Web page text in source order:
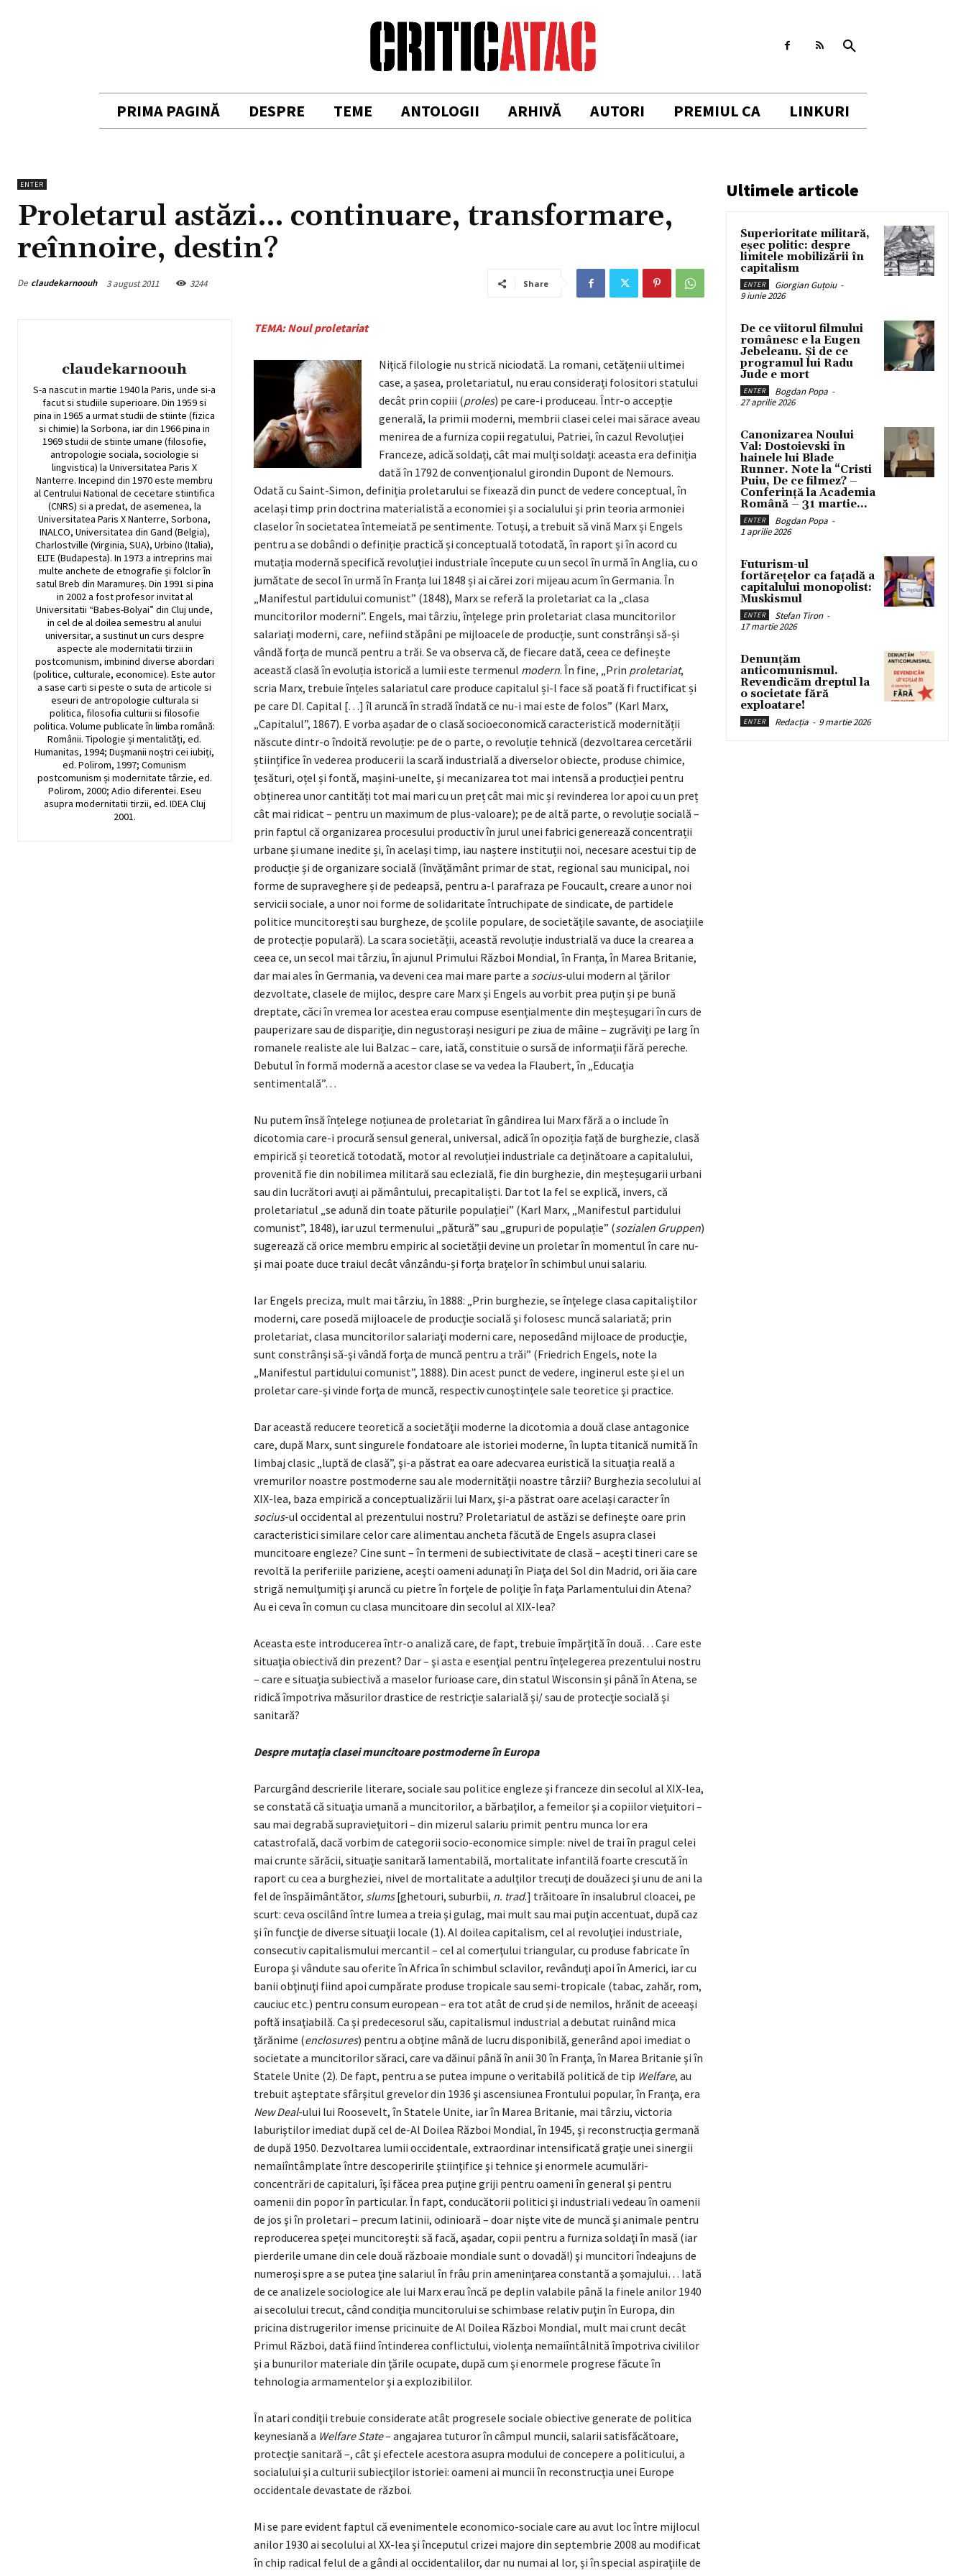
PRIMA PAGINĂ DESPRE TEME ANTOLOGII ARHIVĂ AUTORI PREMIUL CA LINKURI
ENTER
Proletarul astăzi… continuare, transformare,
reînnoire, destin?
De claudekarnoouh 3 august 2011 3244 Share
claudekarnoouh
S-a nascut in martie 1940 la Paris, unde si-a
facut si studiile superioare. Din 1959 si
pina in 1965 a urmat studii de stiinte (fizica
si chimie) la Sorbona, iar din 1966 pina in
1969 studii de stiinte umane (filosofie,
antropologie sociala, sociologie si
lingvistica) la Universitatea Paris X
Nanterre. Incepind din 1970 este membru
al Centrului National de cecetare stiintifica
(CNRS) si a predat, de asemenea, la
Universitatea Paris X Nanterre, Sorbona,
INALCO, Universitatea din Gand (Belgia),
Charlostville (Virginia, SUA), Urbino (Italia),
ELTE (Budapesta). In 1973 a intreprins mai
multe anchete de etnografie și folclor în
satul Breb din Maramureș. Din 1991 si pina
in 2002 a fost profesor invitat al
Universitatii “Babes-Bolyai” din Cluj unde,
in cel de al doilea semestru al anului
universitar, a sustinut un curs despre
aspecte ale modernitatii tirzii in
postcomunism, imbinind diverse abordari
(politice, culturale, economice). Este autor
a sase carti si peste o suta de articole si
eseuri de antropologie culturala si
politica, filosofia culturii si filosofie
politica. Volume publicate în limba română:
Românii. Tipologie și mentalități, ed.
Humanitas, 1994; Dușmanii noștri cei iubiți,
ed. Polirom, 1997; Comunism
postcomunism și modernitate târzie, ed.
Polirom, 2000; Adio diferentei. Eseu
asupra modernitatii tirzii, ed. IDEA Cluj
2001.
TEMA: Noul proletariat
Nițică filologie nu strică niciodată. La romani, cetățenii ultimei
case, a șasea, proletariatul, nu erau considerați folositori statului
decât prin copiii (proles) pe care-i produceau. Într-o accepție
generală, la primii moderni, membrii clasei celei mai sărace aveau
menirea de a furniza copii regatului, Patriei, în cazul Revoluției
Franceze, adică soldați, cât mai mulți soldați: aceasta era definiția
dată în 1792 de convenționalul girondin Dupont de Nemours.
Odată cu Saint-Simon, definiția proletarului se fixează din punct de vedere conceptual, în
același timp prin doctrina materialistă a economiei și a socialului și prin teoria armoniei
claselor în societatea întemeiată pe sentimente. Totuși, a trebuit să vină Marx și Engels
pentru a se dobândi o definiție practică și conceptuală totodată, în raport și în acord cu
mutația modernă specifică revoluției industriale începute cu un secol în urmă în Anglia, cu o
jumătate de secol în urmă în Franța lui 1848 și ai cărei zori mijeau acum în Germania. În
„Manifestul partidului comunist” (1848), Marx se referă la proletariat ca la „clasa
muncitorilor moderni”. Engels, mai târziu, înțelege prin proletariat clasa muncitorilor
salariați moderni, care, nefiind stăpâni pe mijloacele de producție, sunt constrânși să-și
vândă forța de muncă pentru a trăi. Se va observa că, de fiecare dată, ceea ce definește
această clasă în evoluția istorică a lumii este termenul modern. În fine, „Prin proletariat,
scria Marx, trebuie înțeles salariatul care produce capitalul și-l face să poată fi fructificat și
pe care Dl. Capital […] îl aruncă în stradă îndată ce nu-i mai este de folos” (Karl Marx,
„Capitalul”, 1867). E vorba așadar de o clasă socioeconomică caracteristică modernității
născute dintr-o îndoită revoluție: pe de o parte, o revoluție tehnică (dezvoltarea cercetării
științifice în vederea producerii la scară industrială a diverselor obiecte, produse chimice,
țesături, oțel și fontă, mașini-unelte, și mecanizarea tot mai intensă a producției pentru
obținerea unor cantități tot mai mari cu un preț cât mai mic și revinderea lor apoi cu un preț
cât mai ridicat – pentru un maximum de plus-valoare); pe de altă parte, o revoluție socială –
prin faptul că organizarea procesului productiv în jurul unei fabrici generează concentrații
urbane și umane inedite și, în același timp, iau naștere instituții noi, necesare acestui tip de
producție și de organizare socială (învățământ primar de stat, regional sau municipal, noi
forme de supraveghere și de pedeapsă, pentru a-l parafraza pe Foucault, creare a unor noi
servicii sociale, a unor noi forme de solidaritate întruchipate de sindicate, de partidele
politice muncitorești sau burgheze, de școlile populare, de societățile savante, de asociațiile
de protecție populară). La scara societății, această revoluție industrială va duce la crearea a
ceea ce, un secol mai târziu, în ajunul Primului Război Mondial, în Franța, în Marea Britanie,
dar mai ales în Germania, va deveni cea mai mare parte a socius-ului modern al țărilor
dezvoltate, clasele de mijloc, despre care Marx și Engels au vorbit prea puțin și pe bună
dreptate, căci în vremea lor acestea erau compuse esențialmente din meșteșugari în curs de
pauperizare sau de dispariție, din negustorași nesiguri pe ziua de mâine – zugrăviți pe larg în
romanele realiste ale lui Balzac – care, iată, constituie o sursă de informații fără pereche.
Debutul în formă modernă a acestor clase se va vedea la Flaubert, în „Educația
sentimentală”…
Nu putem însă înțelege noțiunea de proletariat în gândirea lui Marx fără a o include în
dicotomia care-i procură sensul general, universal, adică în opoziția față de burghezie, clasă
empirică și teoretică totodată, motor al revoluției industriale ca deținătoare a capitalului,
provenită fie din nobilimea militară sau eclezială, fie din burghezie, din meșteșugarii urbani
sau din lucrători avuți ai pământului, precapitaliști. Dar tot la fel se explică, invers, că
proletariatul „se adună din toate păturile populației” (Karl Marx, „Manifestul partidului
comunist”, 1848), iar uzul termenului „pătură” sau „grupuri de populație” (sozialen Gruppen)
sugerează că orice membru empiric al societății devine un proletar în momentul în care nu-
și mai poate duce traiul decât vânzându-și forța brațelor în schimbul unui salariu.
Iar Engels preciza, mult mai târziu, în 1888: „Prin burghezie, se înţelege clasa capitaliştilor
moderni, care posedă mijloacele de producţie socială şi folosesc muncă salariată; prin
proletariat, clasa muncitorilor salariaţi moderni care, neposedând mijloace de producţie,
sunt constrânşi să-şi vândă forţa de muncă pentru a trăi” (Friedrich Engels, note la
„Manifestul partidului comunist”, 1888). Din acest punct de vedere, inginerul este și el un
proletar care-şi vinde forţa de muncă, respectiv cunoştinţele sale teoretice şi practice.
Dar această reducere teoretică a societăţii moderne la dicotomia a două clase antagonice
care, după Marx, sunt singurele fondatoare ale istoriei moderne, în lupta titanică numită în
limbaj clasic „luptă de clasă”, şi-a păstrat ea oare adecvarea euristică la situaţia reală a
vremurilor noastre postmoderne sau ale modernităţii noastre târzii? Burghezia secolului al
XIX-lea, baza empirică a conceptualizării lui Marx, şi-a păstrat oare același caracter în
socius-ul occidental al prezentului nostru? Proletariatul de astăzi se defineşte oare prin
caracteristici similare celor care alimentau ancheta făcută de Engels asupra clasei
muncitoare engleze? Cine sunt – în termeni de subiectivitate de clasă – aceşti tineri care se
revoltă la periferiile pariziene, aceşti oameni adunați în Piaţa del Sol din Madrid, ori ăia care
strigă nemulţumiţi şi aruncă cu pietre în forţele de poliţie în faţa Parlamentului din Atena?
Au ei ceva în comun cu clasa muncitoare din secolul al XIX-lea?
Aceasta este introducerea într-o analiză care, de fapt, trebuie împărţită în două… Care este
situaţia obiectivă din prezent? Dar – şi asta e esenţial pentru înţelegerea prezentului nostru
– care e situaţia subiectivă a maselor furioase care, din statul Wisconsin şi până în Atena, se
ridică împotriva măsurilor drastice de restricţie salarială şi/ sau de protecţie socială şi
sanitară?
Despre mutaţia clasei muncitoare postmoderne în Europa
Parcurgând descrierile literare, sociale sau politice engleze şi franceze din secolul al XIX-lea,
se constată că situaţia umană a muncitorilor, a bărbaţilor, a femeilor şi a copiilor vieţuitori –
sau mai degrabă supravieţuitori – din mizerul salariu primit pentru munca lor era
catastrofală, dacă vorbim de categorii socio-economice simple: nivel de trai în pragul celei
mai crunte sărăcii, situaţie sanitară lamentabilă, mortalitate infantilă foarte crescută în
raport cu cea a burgheziei, nivel de mortalitate a adulţilor trecuţi de douăzeci şi unu de ani la
fel de înspăimântător, slums[ghetouri, suburbii, n. trad.] trăitoare în insalubrul cloacei, pe
scurt: ceva oscilând între lumea a treia şi gulag, mai mult sau mai puţin accentuat, după caz
şi în funcţie de diverse situaţii locale (1). Al doilea capitalism, cel al revoluţiei industriale,
consecutiv capitalismului mercantil – cel al comerţului triangular, cu produse fabricate în
Europa şi vândute sau oferite în Africa în schimbul sclavilor, revânduţi apoi în Americi, iar cu
banii obţinuţi fiind apoi cumpărate produse tropicale sau semi-tropicale (tabac, zahăr, rom,
cauciuc etc.) pentru consum european – era tot atât de crud și de nemilos, hrănit de aceeaşi
poftă insaţiabilă. Ca şi predecesorul său, capitalismul industrial a debutat ruinând mica
ţărănime (enclosures) pentru a obţine mână de lucru disponibilă, generând apoi imediat o
societate a muncitorilor săraci, care va dăinui până în anii 30 în Franţa, în Marea Britanie şi în
Statele Unite (2). De fapt, pentru a se putea impune o veritabilă politică de tip Welfare, au
trebuit aşteptate sfârşitul grevelor din 1936 şi ascensiunea Frontului popular, în Franţa, era
New Deal-ului lui Roosevelt, în Statele Unite, iar în Marea Britanie, mai târziu, victoria
laburiştilor imediat după cel de-Al Doilea Război Mondial, în 1945, şi reconstrucţia germană
de după 1950. Dezvoltarea lumii occidentale, extraordinar intensificată graţie unei sinergii
nemaiîntâmplate între descoperirile ştiinţifice şi tehnice şi enormele acumulări-
concentrări de capitaluri, îşi făcea prea puţine griji pentru oameni în general şi pentru
oamenii din popor în particular. În fapt, conducătorii politici şi industriali vedeau în oamenii
de jos şi în proletari – precum latinii, odinioară – doar nişte vite de muncă şi animale pentru
reproducerea speţei muncitoreşti: să facă, aşadar, copii pentru a furniza soldaţi în masă (iar
pierderile umane din cele două războaie mondiale sunt o dovadă!) şi muncitori îndeajuns de
numeroşi spre a se putea ţine salariul în frâu prin ameninţarea constantă a şomajului… Iată
de ce analizele sociologice ale lui Marx erau încă pe deplin valabile până la finele anilor 1940
ai secolului trecut, când condiţia muncitorului se schimbase relativ puţin în Europa, din
pricina distrugerilor imense pricinuite de Al Doilea Război Mondial, mult mai crunt decât
Primul Război, dată fiind întinderea conflictului, violenţa nemaiîntâlnită împotriva civililor
şi a bunurilor materiale din ţările ocupate, după cum şi enormele progrese făcute în
tehnologia armamentelor şi a explozibililor.
În atari condiţii trebuie considerate atât progresele sociale obiective generate de politica
keynesiană a Welfare State– angajarea tuturor în câmpul muncii, salarii satisfăcătoare,
protecţie sanitară –, cât şi efectele acestora asupra modului de concepere a politicului, a
socialului şi a culturii subiecţilor istoriei: oameni ai muncii în reconstrucţia unei Europe
occidentale devastate de război.
Mi se pare evident faptul că evenimentele economico-sociale care au avut loc între mijlocul
anilor 1930 ai secolului al XX-lea şi începutul crizei majore din septembrie 2008 au modificat
în chip radical felul de a gândi al occidentalilor, dar nu numai al lor, și în special aspiraţiile de
Ultimele articole
Superioritate militară,
eșec politic: despre
limitele mobilizării în
capitalism
ENTER Giorgian Guțoiu -
9 iunie 2026
De ce viitorul filmului
românesc e la Eugen
Jebeleanu. Și de ce
programul lui Radu
Jude e mort
ENTER Bogdan Popa -
27 aprilie 2026
Canonizarea Noului
Val: Dostoievski în
hainele lui Blade
Runner. Note la “Cristi
Puiu, De ce filmez? –
Conferință la Academia
Română – 31 martie...
ENTER Bogdan Popa -
1 aprilie 2026
Futurism-ul
fortărețelor ca fațadă a
capitalului monopolist:
Muskismul
ENTER Stefan Tiron -
17 martie 2026
Denunțăm
anticomunismul.
Revendicăm dreptul la
o societate fără
exploatare!
ENTER Redacția - 9 martie 2026